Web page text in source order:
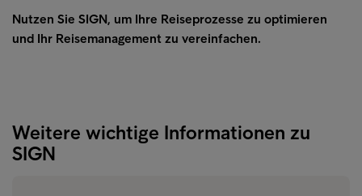
Nutzen Sie SIGN, um Ihre Reiseprozesse zu optimieren
und Ihr Reisemanagement zu vereinfachen.
Weitere wichtige Informationen zu
SIGN